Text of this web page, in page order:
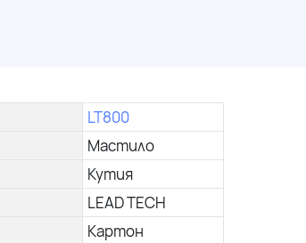
LT800
Мастило
Кутия
LEAD TECH
Картон